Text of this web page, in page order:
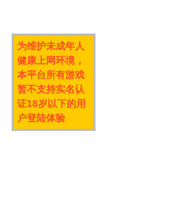
为维护未成年人
健康上网环境，
本平台所有游戏
暂不支持实名认
证18岁以下的用
户登陆体验